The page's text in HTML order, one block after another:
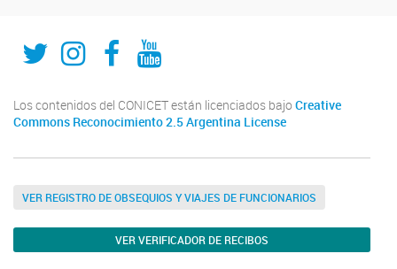
Twitter
Instagram
Fecebook
Youtube
Los contenidos del CONICET están licenciados bajo Creative
Commons Reconocimiento 2.5 Argentina License
VER REGISTRO DE OBSEQUIOS Y VIAJES DE FUNCIONARIOS
VER VERIFICADOR DE RECIBOS